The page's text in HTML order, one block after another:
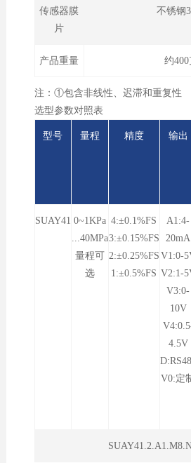
传感器膜
片
不锈钢
产品重量 约
注：①包含非线性、迟滞和重复性
选型参数对照表
型号 量程 精度 输出
SUAY41 0~1KPa
...40MPa
量程可
选
4:±0.1%FS
3:±0.15%FS
2:±0.25%FS
1:±0.5%FS
A1:4-
20mA
V1:0-
V2:1-
V3:0-
10V
4.5V
V0:定